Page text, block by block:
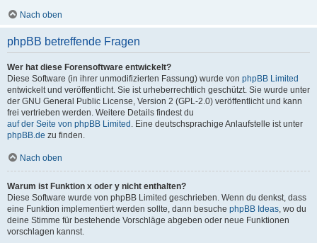
Nach oben
phpBB betreffende Fragen
Wer hat diese Forensoftware entwickelt?
Diese Software (in ihrer unmodifizierten Fassung) wurde von phpBB Limited
entwickelt und veröffentlicht. Sie ist urheberrechtlich geschützt. Sie wurde unter
der GNU General Public License, Version 2 (GPL-2.0) veröffentlicht und kann
frei vertrieben werden. Weitere Details findest du
auf der Seite von phpBB Limited . Eine deutschsprachige Anlaufstelle ist unter
phpBB.de zu finden.
Nach oben
Warum ist Funktion x oder y nicht enthalten?
Diese Software wurde von phpBB Limited geschrieben. Wenn du denkst, dass
eine Funktion implementiert werden sollte, dann besuche phpBB Ideas, wo du
deine Stimme für bestehende Vorschläge abgeben oder neue Funktionen
vorschlagen kannst.